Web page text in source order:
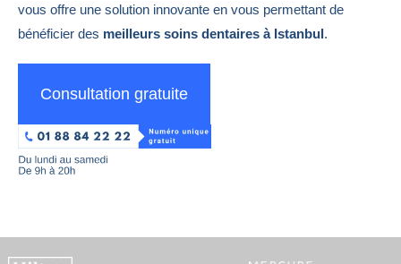
vous offre une solution innovante en vous permettant de
bénéficier des meilleurs soins dentaires à Istanbul.
Consultation gratuite